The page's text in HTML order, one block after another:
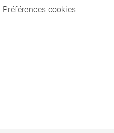
Préférences cookies